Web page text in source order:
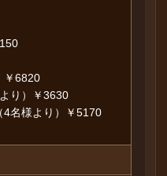
￥6820
り）￥3630
4名様より）￥5170